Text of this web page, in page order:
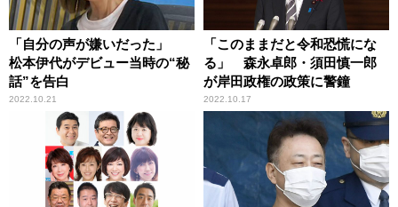
「自分の声が嫌いだった」
松本伊代がデビュー当時の“秘
話”を告白
2022.10.21
「このままだと令和恐慌にな
る」 森永卓郎・須田慎一郎
が岸田政権の政策に警鐘
2022.10.17